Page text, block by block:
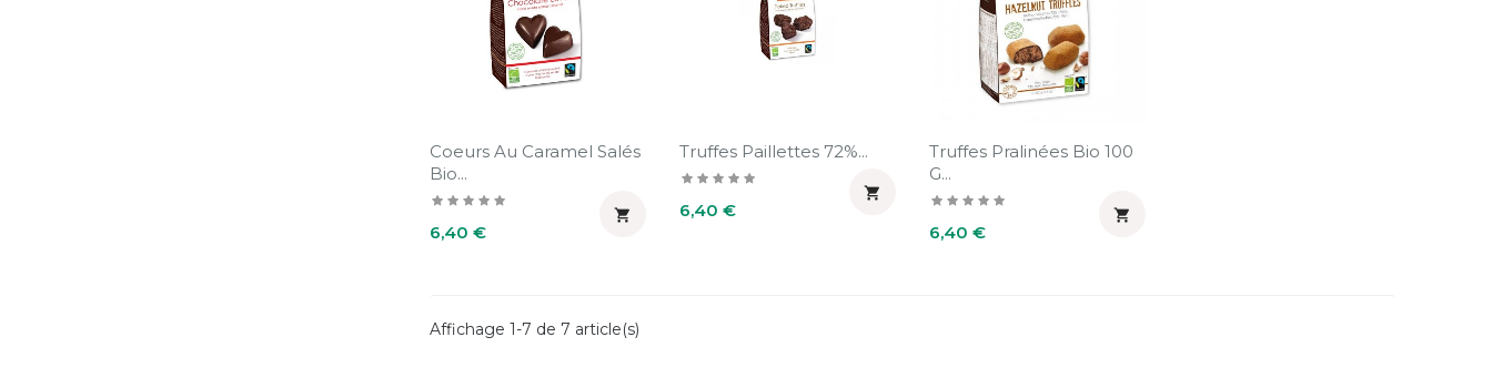
Coeurs Au Caramel Salés
Bio...
Prix
6,40 €

Truffes Paillettes 72%...
Prix
6,40 €

Truffes Pralinées Bio 100
G...
Prix
6,40 €

Affichage 1-7 de 7 article(s)